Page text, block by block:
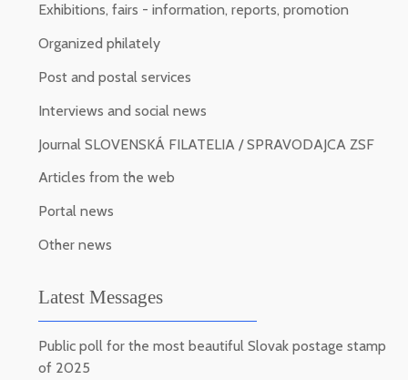
Exhibitions, fairs - information, reports, promotion
Organized philately
Post and postal services
Interviews and social news
Journal SLOVENSKÁ FILATELIA / SPRAVODAJCA ZSF
Articles from the web
Portal news
Other news
Latest Messages
Public poll for the most beautiful Slovak postage stamp
of 2025